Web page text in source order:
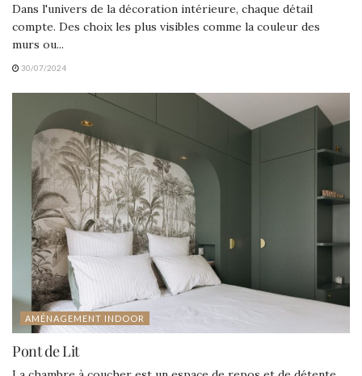
Dans l'univers de la décoration intérieure, chaque détail
compte. Des choix les plus visibles comme la couleur des
murs ou...
30/07/2024
AMÉNAGEMENT INDOOR
Pont de Lit